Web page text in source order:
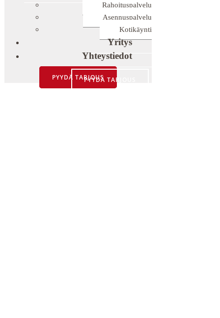
Rahoituspalvelu
Asennuspalvelu
Kotikäynti
Yritys
Yhteystiedot
PYYDÄ TARJOUSPYYDÄ TARJOUS